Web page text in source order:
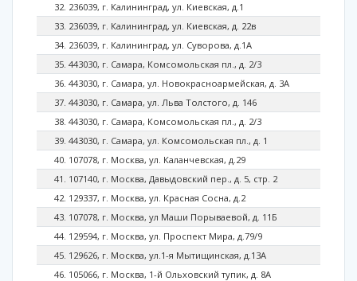
236039, г. Калининград, ул. Киевская, д.1
236039, г. Калининград, ул. Киевская, д. 22в
236039, г. Калининград, ул. Суворова, д.1А
443030, г. Самара, Комсомольская пл., д. 2/3
443030, г. Самара, ул. Новокрасноармейская, д. 3А
443030, г. Самара, ул. Льва Толстого, д. 146
443030, г. Самара, Комсомольская пл., д. 2/3
443030, г. Самара, ул. Комсомольская пл., д. 1
107078, г. Москва, ул. Каланчевская, д.29
107140, г. Москва, Давыдовский пер., д. 5, стр. 2
129337, г. Москва, ул. Красная Сосна, д.2
107078, г. Москва, ул Маши Порываевой, д. 11Б
129594, г. Москва, ул. Проспект Мира, д.79/9
129626, г. Москва, ул.1-я Мытищинская, д.13А
105066, г. Москва, 1-й Ольховский тупик, д. 8А